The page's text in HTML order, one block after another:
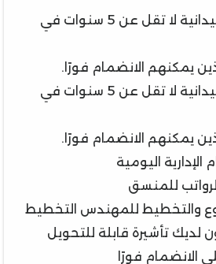
2) منسق رواتبخبرة ميدانية لا تقل عن 5 سنوات في
يمكنهم الانضمام فورًا.
3) إداري مكتبيخبرة ميدانية لا تقل عن 5 سنوات في
يمكنهم الانضمام فورًا.
الإدارية اليومية
للمنسق
والتخطيط للمهندس التخطيط
لديك تأشيرة قابلة للتحويل
الانضمام فورًا